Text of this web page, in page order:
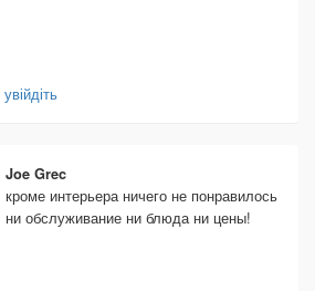
увійдіть
Joe Grec
кроме интерьера ничего не понравилось
ни обслуживание ни блюда ни цены!